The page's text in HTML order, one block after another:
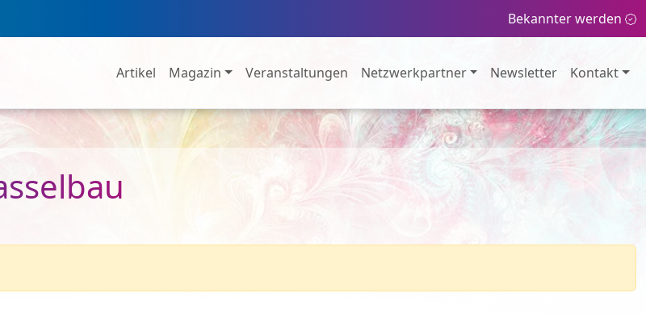
Bekannter werden
Artikel Magazin Veranstaltungen Netzwerkpartner Newsletter Kontakt